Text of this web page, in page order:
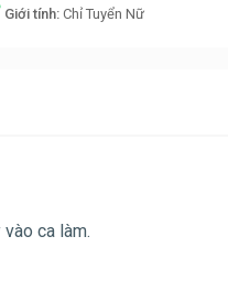
Giới tính: Chỉ Tuyển Nữ
ca làm.